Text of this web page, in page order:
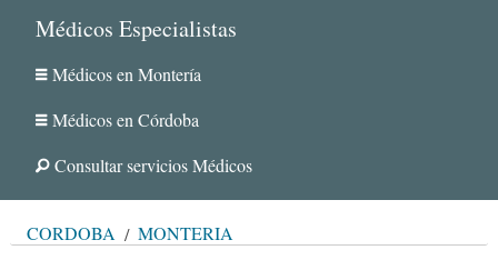
Médicos Especialistas
Médicos en Montería
Médicos en Córdoba
Consultar servicios Médicos
CÓRDOBA MONTERÍA